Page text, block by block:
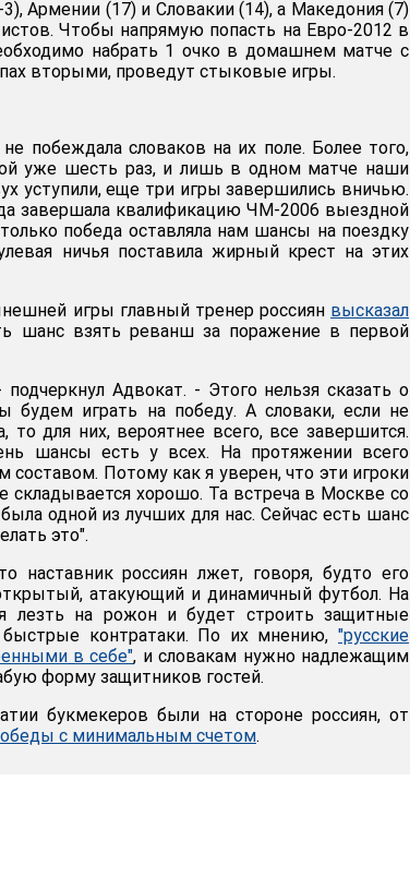
Армении (17) и Словакии (14), а Македония (7)
Чтобы напрямую попасть на Евро-2012 в
набрать 1 очко в домашнем матче с
вторыми, проведут стыковые игры.
побеждала словаков на их поле. Более того,
уже шесть раз, и лишь в одном матче наши
уступили, еще три игры завершились вничью.
завершала квалификацию ЧМ-2006 выездной
победа оставляла нам шансы на поездку
ничья поставила жирный крест на этих
игры главный тренер россиян высказал
шанс взять реванш за поражение в первой
Адвокат. - Этого нельзя сказать о
будем играть на победу. А словаки, если не
то для них, вероятнее всего, все завершится.
шансы есть у всех. На протяжении всего
Потому как я уверен, что эти игроки
складывается хорошо. Та встреча в Москве со
одной из лучших для нас. Сейчас есть шанс
это".
наставник россиян лжет, говоря, будто его
атакующий и динамичный футбол. На
лезть на рожон и будет строить защитные
контратаки. По их мнению, "русские
в себе", и словакам нужно надлежащим
форму защитников гостей.
букмекеров были на стороне россиян, от
с минимальным счетом.